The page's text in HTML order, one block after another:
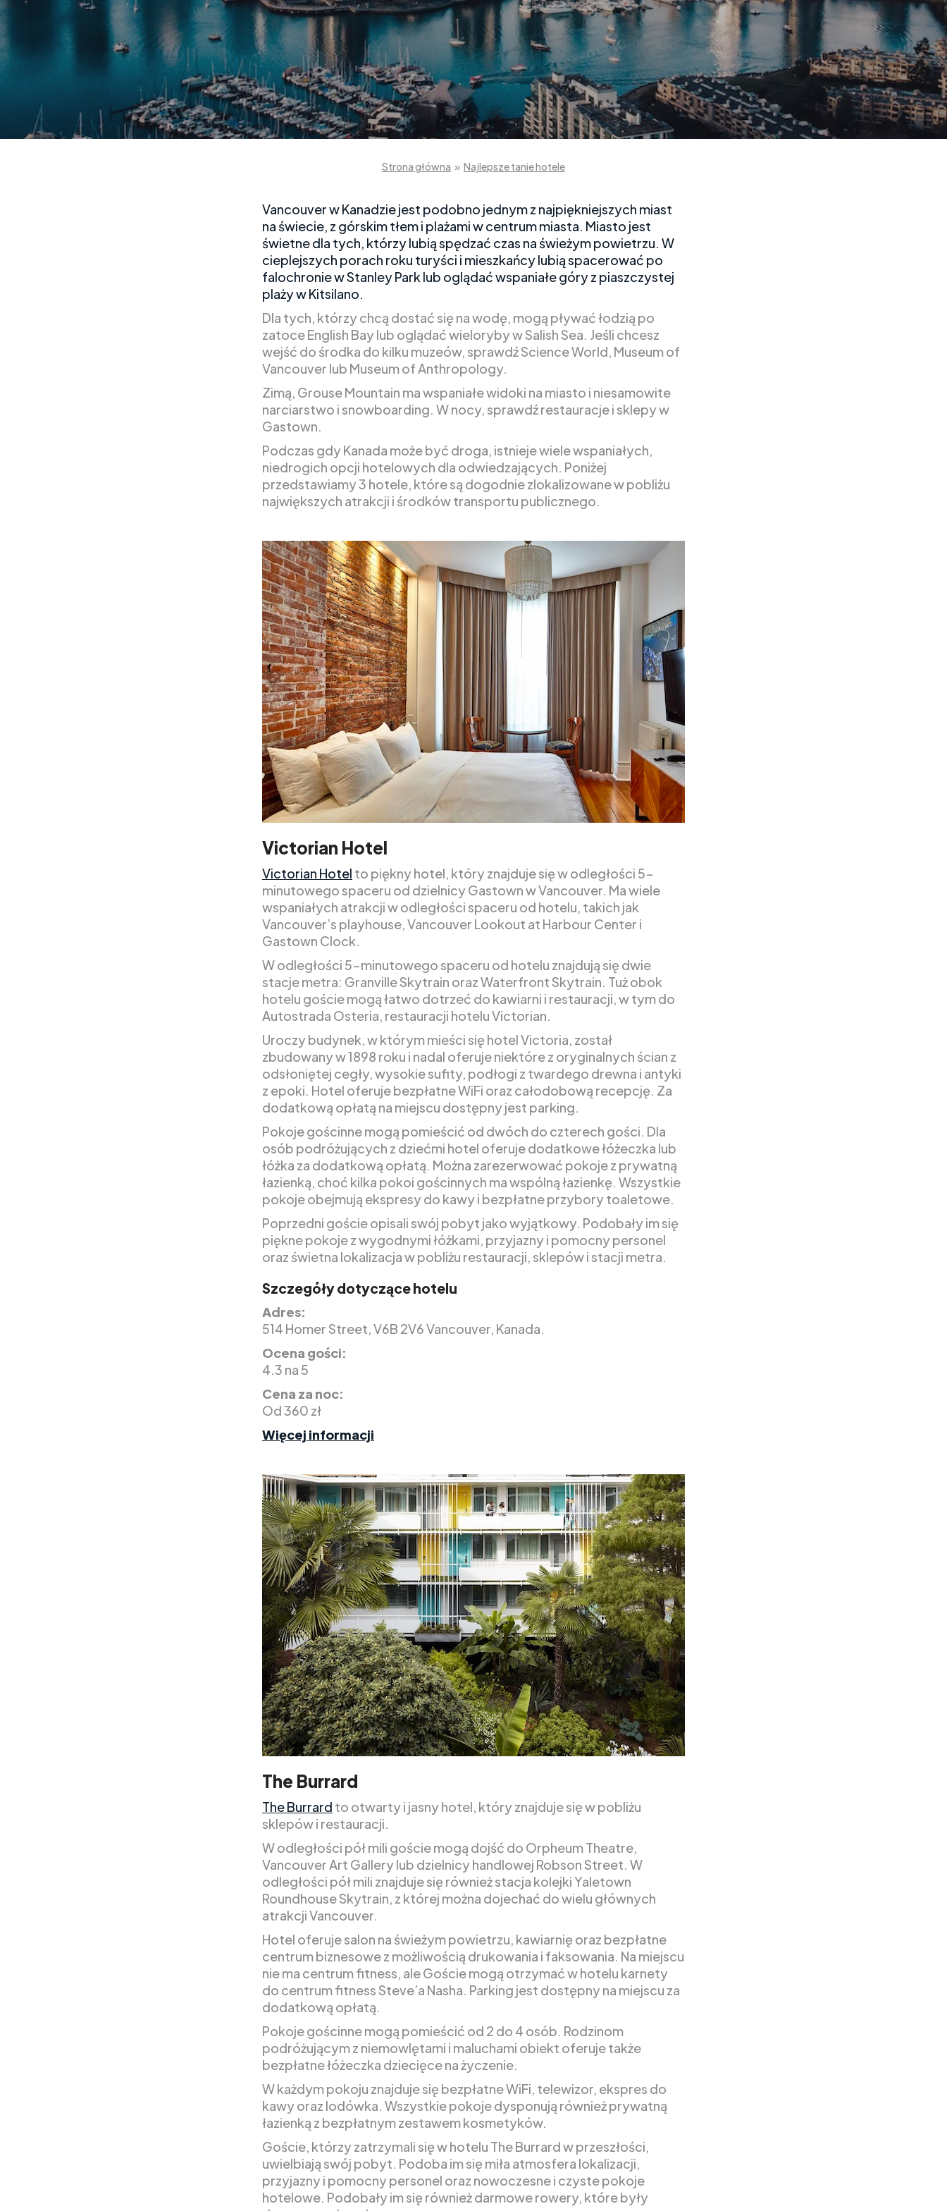
Strona główna » Najlepsze tanie hotele
Vancouver w Kanadzie jest podobno jednym z najpiękniejszych miast
na świecie, z górskim tłem i plażami w centrum miasta. Miasto jest
świetne dla tych, którzy lubią spędzać czas na świeżym powietrzu. W
cieplejszych porach roku turyści i mieszkańcy lubią spacerować po
falochronie w Stanley Park lub oglądać wspaniałe góry z piaszczystej
plaży w Kitsilano.
Dla tych, którzy chcą dostać się na wodę, mogą pływać łodzią po
zatoce English Bay lub oglądać wieloryby w Salish Sea. Jeśli chcesz
wejść do środka do kilku muzeów, sprawdź Science World, Museum of
Vancouver lub Museum of Anthropology.
Zimą, Grouse Mountain ma wspaniałe widoki na miasto i niesamowite
narciarstwo i snowboarding. W nocy, sprawdź restauracje i sklepy w
Gastown.
Podczas gdy Kanada może być droga, istnieje wiele wspaniałych,
niedrogich opcji hotelowych dla odwiedzających. Poniżej
przedstawiamy 3 hotele, które są dogodnie zlokalizowane w pobliżu
największych atrakcji i środków transportu publicznego.
Victorian Hotel
Victorian Hotel to piękny hotel, który znajduje się w odległości 5-
minutowego spaceru od dzielnicy Gastown w Vancouver. Ma wiele
wspaniałych atrakcji w odległości spaceru od hotelu, takich jak
Vancouver’s playhouse, Vancouver Lookout at Harbour Center i
Gastown Clock.
W odległości 5-minutowego spaceru od hotelu znajdują się dwie
stacje metra: Granville Skytrain oraz Waterfront Skytrain. Tuż obok
hotelu goście mogą łatwo dotrzeć do kawiarni i restauracji, w tym do
Autostrada Osteria, restauracji hotelu Victorian.
Uroczy budynek, w którym mieści się hotel Victoria, został
zbudowany w 1898 roku i nadal oferuje niektóre z oryginalnych ścian z
odsłoniętej cegły, wysokie sufity, podłogi z twardego drewna i antyki
z epoki. Hotel oferuje bezpłatne WiFi oraz całodobową recepcję. Za
dodatkową opłatą na miejscu dostępny jest parking.
Pokoje gościnne mogą pomieścić od dwóch do czterech gości. Dla
osób podróżujących z dziećmi hotel oferuje dodatkowe łóżeczka lub
łóżka za dodatkową opłatą. Można zarezerwować pokoje z prywatną
łazienką, choć kilka pokoi gościnnych ma wspólną łazienkę. Wszystkie
pokoje obejmują ekspresy do kawy i bezpłatne przybory toaletowe.
Poprzedni goście opisali swój pobyt jako wyjątkowy. Podobały im się
piękne pokoje z wygodnymi łóżkami, przyjazny i pomocny personel
oraz świetna lokalizacja w pobliżu restauracji, sklepów i stacji metra.
Szczegóły dotyczące hotelu
Adres:
514 Homer Street, V6B 2V6 Vancouver, Kanada.
Ocena gości:
4.3 na 5
Cena za noc:
Od 360 zł
Więcej informacji
The Burrard
The Burrard to otwarty i jasny hotel, który znajduje się w pobliżu
sklepów i restauracji.
W odległości pół mili goście mogą dojść do Orpheum Theatre,
Vancouver Art Gallery lub dzielnicy handlowej Robson Street. W
odległości pół mili znajduje się również stacja kolejki Yaletown
Roundhouse Skytrain, z której można dojechać do wielu głównych
atrakcji Vancouver.
Hotel oferuje salon na świeżym powietrzu, kawiarnię oraz bezpłatne
centrum biznesowe z możliwością drukowania i faksowania. Na miejscu
nie ma centrum fitness, ale Goście mogą otrzymać w hotelu karnety
do centrum fitness Steve’a Nasha. Parking jest dostępny na miejscu za
dodatkową opłatą.
Pokoje gościnne mogą pomieścić od 2 do 4 osób. Rodzinom
podróżującym z niemowlętami i maluchami obiekt oferuje także
bezpłatne łóżeczka dziecięce na życzenie.
W każdym pokoju znajduje się bezpłatne WiFi, telewizor, ekspres do
kawy oraz lodówka. Wszystkie pokoje dysponują również prywatną
łazienką z bezpłatnym zestawem kosmetyków.
Goście, którzy zatrzymali się w hotelu The Burrard w przeszłości,
uwielbiają swój pobyt. Podoba im się miła atmosfera lokalizacji,
przyjazny i pomocny personel oraz nowoczesne i czyste pokoje
hotelowe. Podobały im się również darmowe rowery, które były